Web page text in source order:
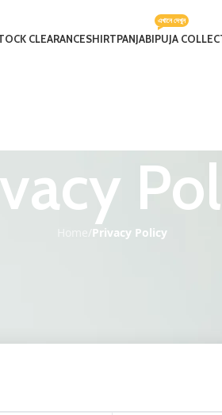
CLEARANCESHIRTPANJABIPUJA
এখানে দেখুন
/Privacy Policy